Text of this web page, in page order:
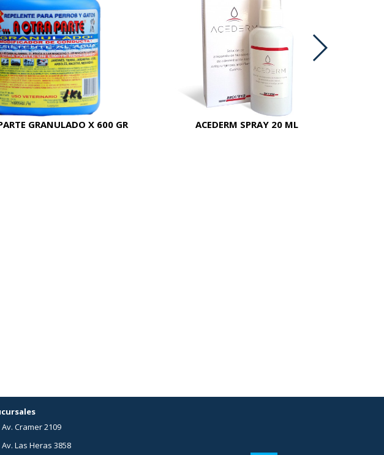
GRANULADO X 600 GR ACEDERM SPRAY 20 ML
Av. Cramer 2109
Av. Las Heras 3858